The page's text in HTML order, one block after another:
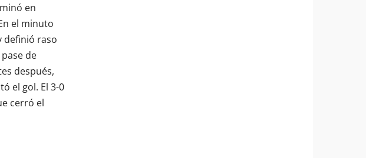
en
el minuto
definió raso
de
después,
el gol. El 3-0
cerró el